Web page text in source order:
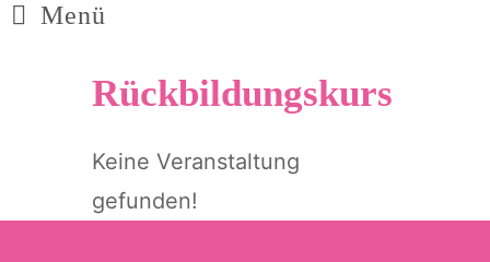
Menü
Rückbildungskurs
Keine Veranstaltung
gefunden!